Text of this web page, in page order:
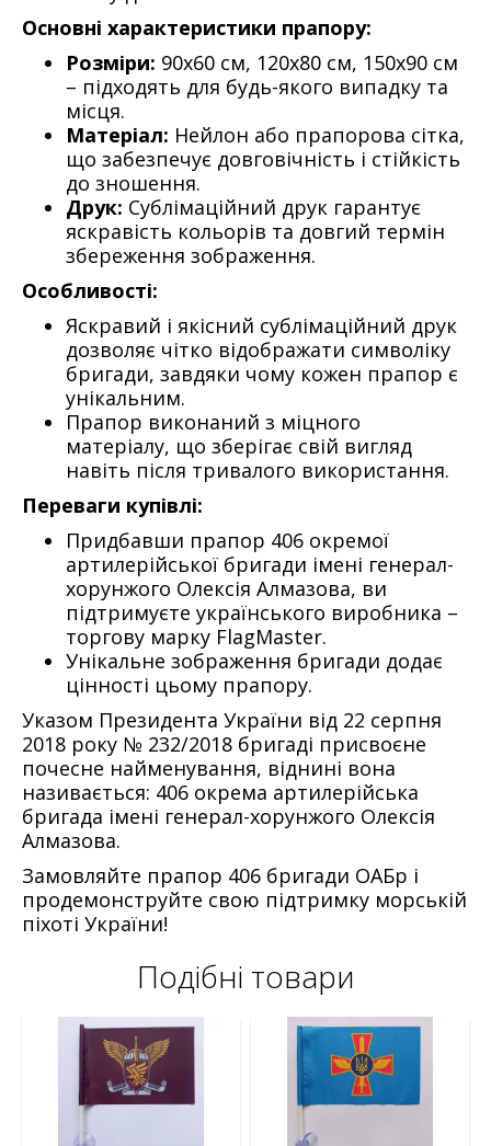
Основні характеристики прапору:
Розміри: 90х60 см, 120х80 см, 150х90 см
– підходять для будь-якого випадку та
місця.
Матеріал: Нейлон або прапорова сітка,
що забезпечує довговічність і стійкість
до зношення.
Друк: Сублімаційний друк гарантує
яскравість кольорів та довгий термін
збереження зображення.
Особливості:
Яскравий і якісний сублімаційний друк
дозволяє чітко відображати символіку
бригади, завдяки чому кожен прапор є
унікальним.
Прапор виконаний з міцного
матеріалу, що зберігає свій вигляд
навіть після тривалого використання.
Переваги купівлі:
Придбавши прапор 406 окремої
артилерійської бригади імені генерал-
хорунжого Олексія Алмазова, ви
підтримуєте українського виробника –
торгову марку FlagMaster.
Унікальне зображення бригади додає
цінності цьому прапору.
Указом Президента України від 22 серпня
2018 року № 232/2018 бригаді присвоєне
почесне найменування, віднині вона
називається: 406 окрема артилерійська
бригада імені генерал-хорунжого Олексія
Алмазова.
Замовляйте прапор 406 бригади ОАБр і
продемонструйте свою підтримку морській
піхоті України!
Подібні товари